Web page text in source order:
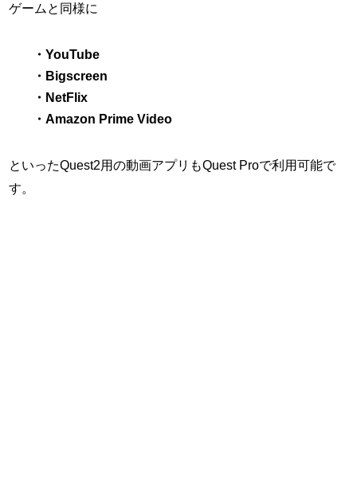
ゲームと同様に
・YouTube
・Bigscreen
・NetFlix
・Amazon Prime Video
といったQuest2用の動画アプリもQuest Proで利用可能で
す。